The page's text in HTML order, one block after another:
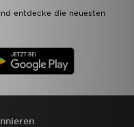
entdecke die neuesten